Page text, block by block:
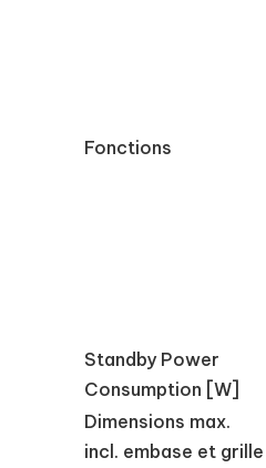
Fonctions
Standby Power
Consumption [W]
Dimensions max.
incl. embase et grille